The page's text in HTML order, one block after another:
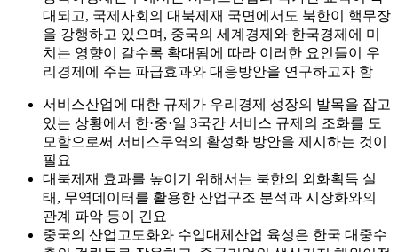
대되고, 국제사회의 대북제재 국면에서도 북한이 핵무장
을 강행하고 있으며, 중국의 세계경제와 한국경제에 미
치는 영향이 갈수록 확대됨에 따라 이러한 요인들이 우
리경제에 주는 파급효과와 대응방안을 연구하고자 함
서비스산업에 대한 규제가 우리경제 성장의 발목을 잡고
있는 상황에서 한·중·일 3국간 서비스 규제의 조화를 도
모함으로써 서비스무역의 활성화 방안을 제시하는 것이
필요
대북제재 효과를 높이기 위해서는 북한의 외화획득 실
태, 무역데이터를 활용한 산업구조 분석과 시장화와의
관계 파악 등이 긴요
중국의 산업고도화와 수입대체산업 육성은 한국 대중수